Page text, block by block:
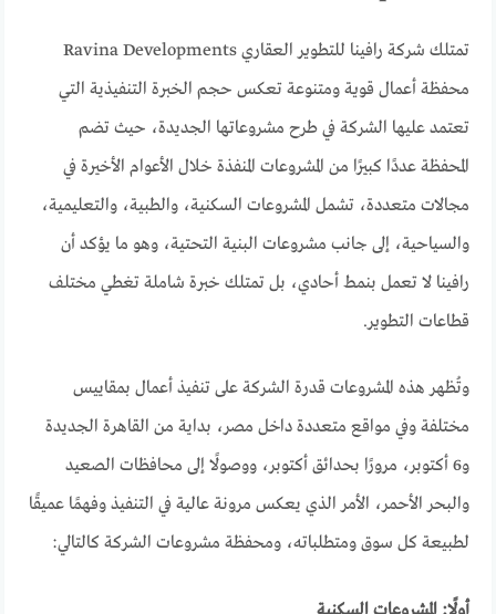
تمتلك شركة رافينا للتطوير العقاري Ravina Developments
محفظة أعمال قوية ومتنوعة تعكس حجم الخبرة التنفيذية التي
تعتمد عليها الشركة في طرح مشروعاتها الجديدة، حيث تضم
المحفظة عددًا كبيرًا من المشروعات المنفذة خلال الأعوام الأخيرة في
مجالات متعددة، تشمل المشروعات السكنية، والطبية، والتعليمية،
والسياحية، إلى جانب مشروعات البنية التحتية، وهو ما يؤكد أن
رافينا لا تعمل بنمط أحادي، بل تمتلك خبرة شاملة تغطي مختلف
قطاعات التطوير.
وتُظهر هذه المشروعات قدرة الشركة على تنفيذ أعمال بمقاييس
مختلفة وفي مواقع متعددة داخل مصر، بداية من القاهرة الجديدة
و6 أكتوبر، مرورًا بحدائق أكتوبر، ووصولًا إلى محافظات الصعيد
والبحر الأحمر، الأمر الذي يعكس مرونة عالية في التنفيذ وفهمًا عميقًا
لطبيعة كل سوق ومتطلباته، ومحفظة مشروعات الشركة كالتالي: